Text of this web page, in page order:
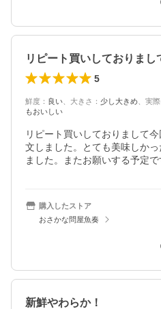
5
鮮度 ： 良い 大きさ ： 少し大きめ 実
もおいしい
リピート買いしておりまして
文しました。とても美味しか
ました。またお願いする予定で
購入したストア
おさかな問屋魚奏
新鮮やわらか！